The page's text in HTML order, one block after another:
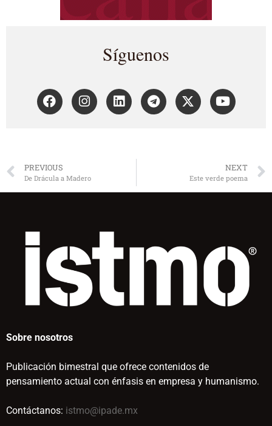
Síguenos
PREVIOUS
De Drácula a Madero
NEXT
Este verde poema
Sobre nosotros
Publicación bimestral que ofrece contenidos de
pensamiento actual con énfasis en empresa y humanismo.
Contáctanos: istmo@ipade.mx